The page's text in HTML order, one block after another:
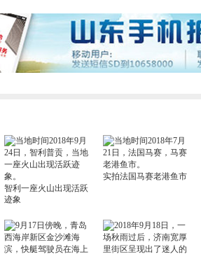
智利一座火山出现活跃
迹象
实拍法国马赛老港鱼市